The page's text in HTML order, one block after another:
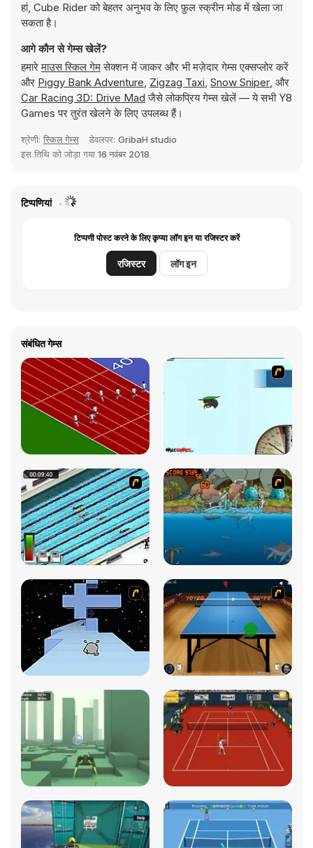
हां, Cube Rider को बेहतर अनुभव के लिए फ़ुल स्क्रीन मोड में खेला जा
सकता है।
आगे कौन से गेम्स खेलें?
हमारेमाउस स्किल गेमसेक्शन में जाकर और भी मज़ेदार गेम्स एक्सप्लोर करें
और Piggy Bank Adventure, Zigzag Taxi, Snow Sniper, और
Car Racing 3D: Drive Mad जैसे लोकप्रिय गेम्स खेलें — ये सभी Y8
Games पर तुरंत खेलने के लिए उपलब्ध हैं।
श्रेणी: स्किल गेम्स डेवलपर: GribaH studio
इस तिथि को जोड़ा गया 16 नवंबर 2018
टिप्पणियां
टिप्पणी पोस्ट करने के लिए कृप्या लॉग इन या रजिस्टर करें
रजिस्टर लॉग इन
संबंधित गेम्स